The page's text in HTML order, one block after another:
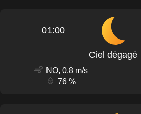
01:00
Ciel dégagé
NO, 0.8 m/s
76 %